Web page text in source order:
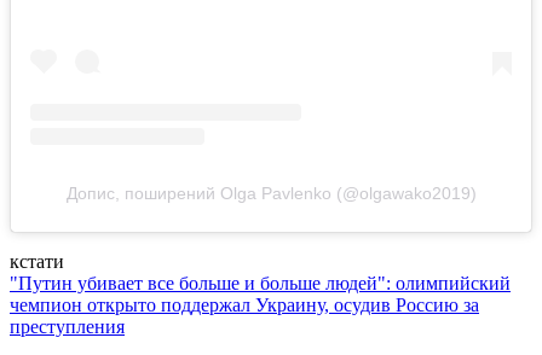
Допис, поширений Olga Pavlenko (@olgawako2019)
кстати
"Путин убивает все больше и больше людей": олимпийский
чемпион открыто поддержал Украину, осудив Россию за
преступления